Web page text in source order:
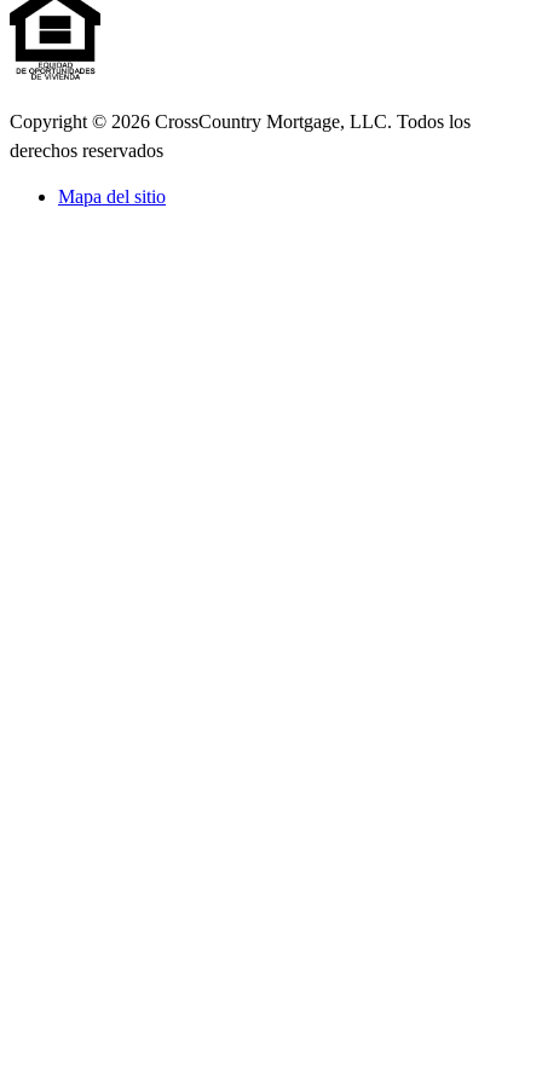
Copyright © 2026 CrossCountry Mortgage, LLC. Todos los
derechos reservados
Mapa del sitio